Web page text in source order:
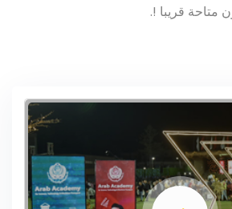
متاحة قريبا !.